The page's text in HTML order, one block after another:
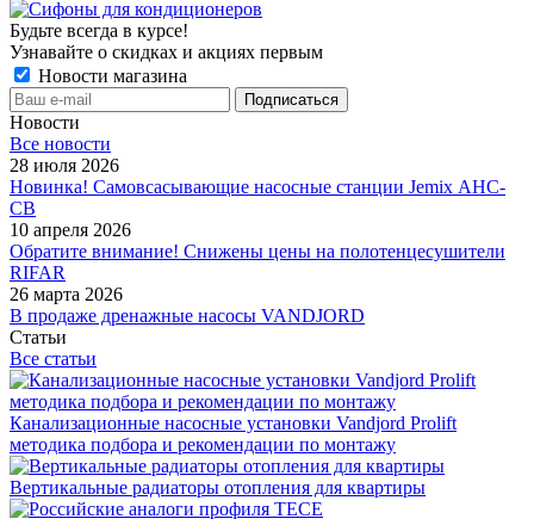
Будьте всегда в курсе!
Узнавайте о скидках и акциях первым
Новости магазина
Новости
Все новости
28 июля 2026
Новинка! Самовсасывающие насосные станции Jemix АНС-
СВ
10 апреля 2026
Обратите внимание! Снижены цены на полотенцесушители
RIFAR
26 марта 2026
В продаже дренажные насосы VANDJORD
Статьи
Все статьи
Канализационные насосные установки Vandjord Prolift
методика подбора и рекомендации по монтажу
Вертикальные радиаторы отопления для квартиры